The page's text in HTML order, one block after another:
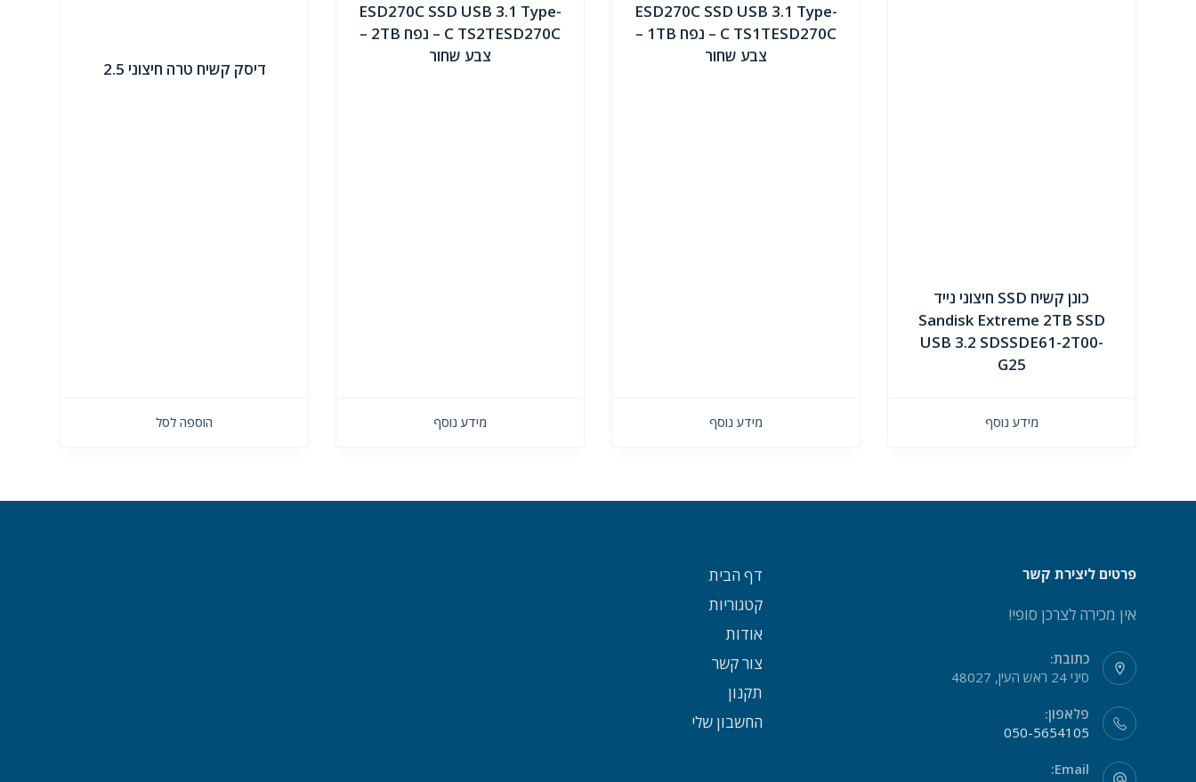
כונן קשיח SSD חיצוני נייד
Sandisk Extreme 2TB SSD
USB 3.2 SDSSDE61-2T00-
G25
מידע נוסף
ESD270C SSD USB 3.1 Type-
C TS1TESD270C – נפח 1TB –
צבע שחור
מידע נוסף
ESD270C SSD USB 3.1 Type-
C TS2TESD270C – נפח 2TB –
צבע שחור
מידע נוסף
דיסק קשיח טרה חיצוני 2.5
הוספה לסל
פרטים ליצירת קשר
אין מכירה לצרכן סופי!
כתובת:
סיני 24 ראש העין, 48027
פלאפון:
050-5654105
Email:
דף הבית
קטגוריות
אודות
צור קשר
תקנון
החשבון שלי